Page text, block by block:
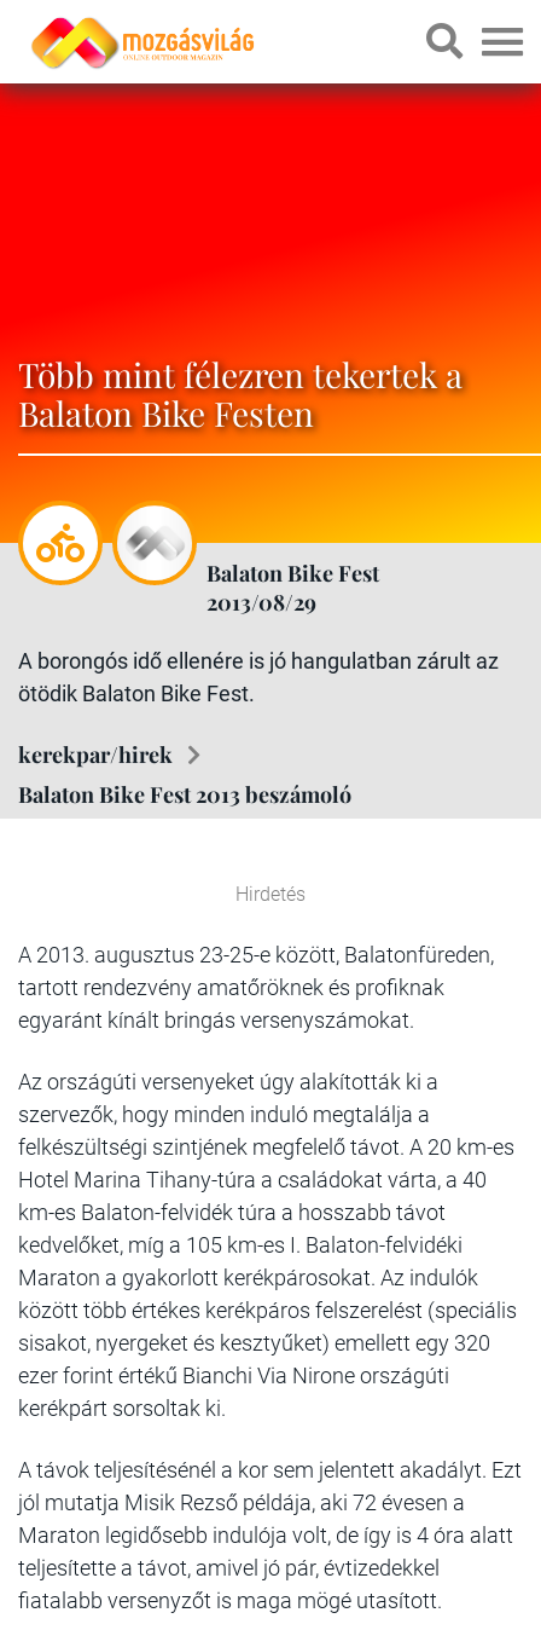
Több mint félezren tekertek a
Balaton Bike Festen
Balaton Bike Fest
2013/08/29
A borongós idő ellenére is jó hangulatban zárult az
ötödik Balaton Bike Fest.
kerekpar/hirek
Balaton Bike Fest 2013 beszámoló
Hirdetés
A 2013. augusztus 23-25-e között, Balatonfüreden,
tartott rendezvény amatőröknek és profiknak
egyaránt kínált bringás versenyszámokat.
Az országúti versenyeket úgy alakították ki a
szervezők, hogy minden induló megtalálja a
felkészültségi szintjének megfelelő távot. A 20 km-es
Hotel Marina Tihany-túra a családokat várta, a 40
km-es Balaton-felvidék túra a hosszabb távot
kedvelőket, míg a 105 km-es I. Balaton-felvidéki
Maraton a gyakorlott kerékpárosokat. Az indulók
között több értékes kerékpáros felszerelést (speciális
sisakot, nyergeket és kesztyűket) emellett egy 320
ezer forint értékű Bianchi Via Nirone országúti
kerékpárt sorsoltak ki.
A távok teljesítésénél a kor sem jelentett akadályt. Ezt
jól mutatja Misik Rezső példája, aki 72 évesen a
Maraton legidősebb indulója volt, de így is 4 óra alatt
teljesítette a távot, amivel jó pár, évtizedekkel
fiatalabb versenyzőt is maga mögé utasított.